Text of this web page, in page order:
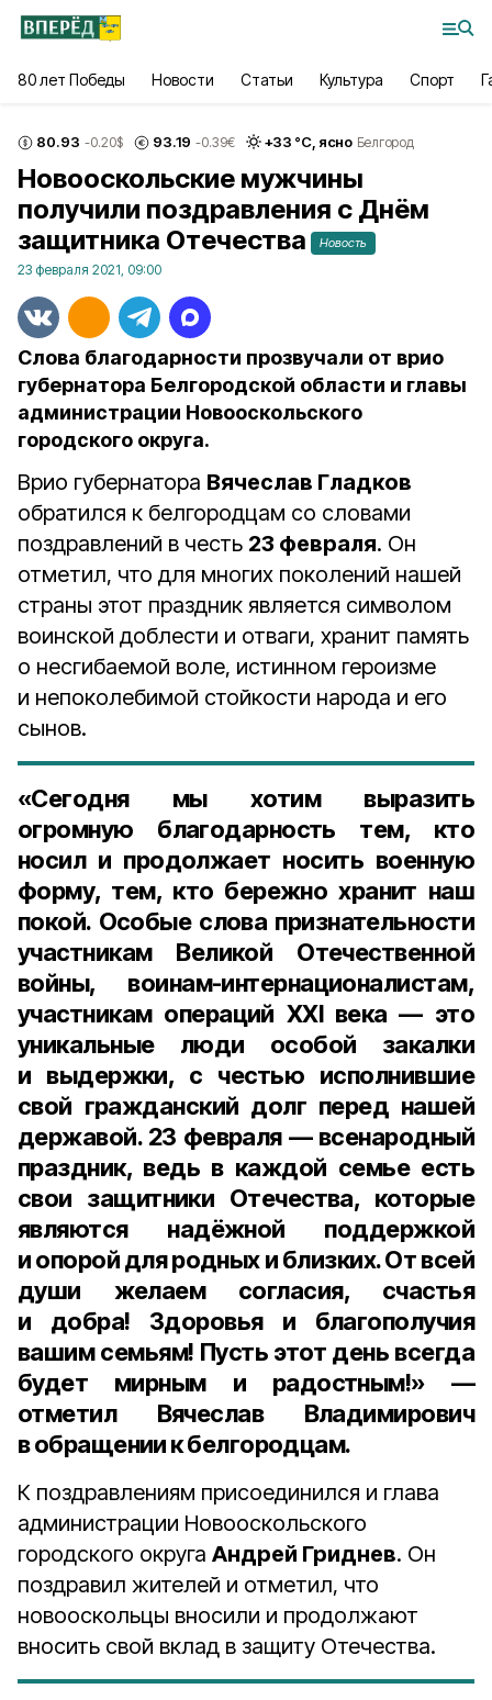
80 лет Победы Новости Статьи Культура Спорт
80.93 -0.20$ 93.19 -0.39€ +33 °С, ясно Белгород
Новооскольские мужчины
получили поздравления с Днём
защитника Отечества
Новость
23 февраля 2021, 09:00
Слова благодарности прозвучали от врио
губернатора Белгородской области и главы
администрации Новооскольского
городского округа.
Врио губернатора Вячеслав Гладков
обратился к белгородцам со словами
поздравлений в честь 23 февраля. Он
отметил, что для многих поколений нашей
страны этот праздник является символом
воинской доблести и отваги, хранит память
о несгибаемой воле, истинном героизме
и непоколебимой стойкости народа и его
сынов.
«Сегодня мы хотим выразить
огромную благодарность тем, кто
носил и продолжает носить военную
форму, тем, кто бережно хранит наш
покой. Особые слова признательности
участникам Великой Отечественной
войны, воинам-интернационалистам,
участникам операций XXI века— это
уникальные люди особой закалки
и выдержки, с честью исполнившие
свой гражданский долг перед нашей
державой. 23 февраля — всенародный
праздник, ведь в каждой семье есть
свои защитники Отечества, которые
являются надёжной поддержкой
и опорой для родных и близких. От всей
души желаем согласия, счастья
и добра! Здоровья и благополучия
вашим семьям! Пусть этот день всегда
будет мирным и радостным!» —
отметил Вячеслав Владимирович
в обращении к белгородцам.
К поздравлениям присоединился и глава
администрации Новооскольского
городского округа Андрей Гриднев. Он
поздравил жителей и отметил, что
новооскольцы вносили и продолжают
вносить свой вклад в защиту Отечества.